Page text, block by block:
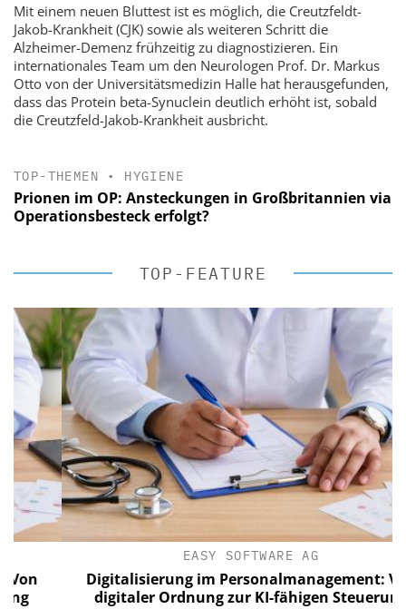
Mit einem neuen Bluttest ist es möglich, die Creutzfeldt-
Jakob-Krankheit (CJK) sowie als weiteren Schritt die
Alzheimer-Demenz frühzeitig zu diagnostizieren. Ein
internationales Team um den Neurologen Prof. Dr. Markus
Otto von der Universitätsmedizin Halle hat herausgefunden,
dass das Protein beta-Synuclein deutlich erhöht ist, sobald
die Creutzfeld-Jakob-Krankheit ausbricht.
TOP-THEMEN • HYGIENE
Prionen im OP: Ansteckungen in Großbritannien via
Operationsbesteck erfolgt?
TOP-FEATURE
EASY SOFTWARE AG
Digitalisierung im Personalmanagement: Von
digitaler Ordnung zur KI-fähigen Steuerung